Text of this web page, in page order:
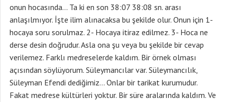
onun hocasında… Ta ki en son 38:07 38:08 sn. arası
anlaşılmıyor. İşte ilim alınacaksa bu şekilde olur. Onun için 1-
hocaya soru sorulmaz. 2- Hocaya itiraz edilmez. 3- Hoca ne
derse desin doğrudur. Asla ona şu veya bu şekilde bir cevap
verilemez. Farklı medreselerde kaldım. Bir örnek olması
açısından söylüyorum. Süleymancılar var. Süleymancılık,
Süleyman Efendi dediğimiz… Onlar bir tarikat kurumudur.
Fakat medrese kültürleri yoktur. Bir süre aralarında kaldım. Ve